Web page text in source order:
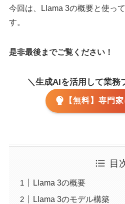
今回は、Llama 3の概要と使っ
す。
是非最後までご覧ください！
＼生成AIを活用して業務
【無料】専門
目
Llama 3の概要
Llama 3のモデル構築